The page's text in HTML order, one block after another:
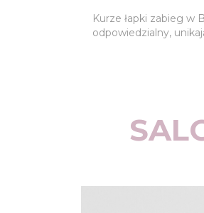
Kurze łapki zabieg w
odpowiedzialny,